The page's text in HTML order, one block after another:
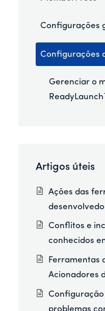
Configurações
Configurações
Gerenciar o
Artigos úteis
Ações das
Conflitos e
conhecidos
Ferramentas
Acionadores
problemas